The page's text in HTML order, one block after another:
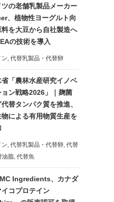
ツの老舗乳製品メーカー
、植物性ヨーグルト向
料を大豆から自社製造へ
の技術を導入
ン 代替乳製品・代替卵
省「農林水産研究イノベ
ョン戦略2026」｜麹菌
替タンパク質を推進、
物による有用物質生産を
ン 代替乳製品・代替卵 代替
油脂 代替魚
Ingredients、カナダ
イコプロテイン